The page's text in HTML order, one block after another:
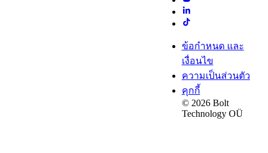
ข้อกำหนด และ
เงื่อนไข
ความเป็นส่วนตัว
คุกกี้
© 2026 Bolt
Technology OÜ